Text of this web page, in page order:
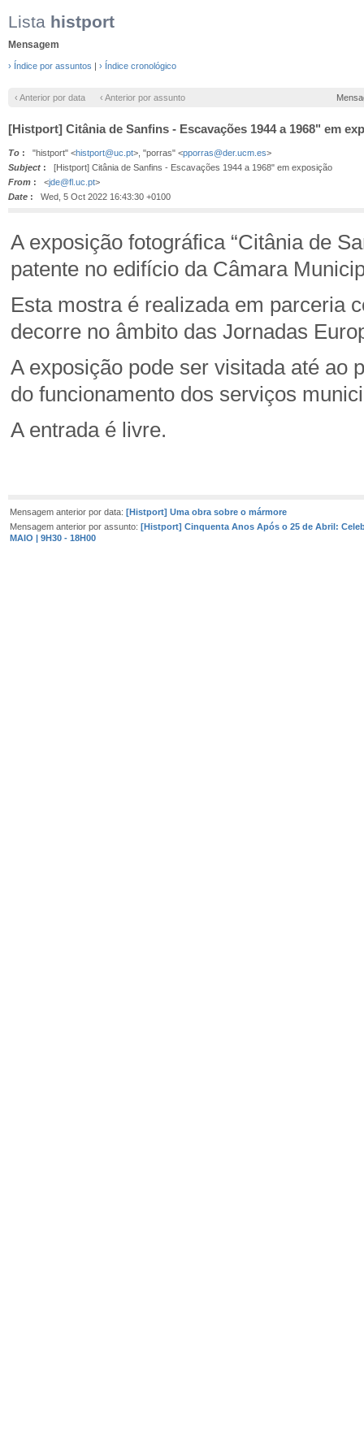
Lista histport
Mensagem
› Índice por assuntos | › Índice cronológico
‹ Anterior por data ‹ Anterior por assunto
[Histport] Citânia de Sanfins - Escavações 1944 a 1968" em
To : "histport" <histport@uc.pt>, "porras" <pporras@der.ucm.es>
Subject : [Histport] Citânia de Sanfins - Escavações 1944 a 1968" em exposição
From : <jde@fl.uc.pt>
Date : Wed, 5 Oct 2022 16:43:30 +0100
A exposição fotográfica “Citânia de
patente no edifício da Câmara
Esta mostra é realizada em parceria
decorre no âmbito das Jornadas
A exposição pode ser visitada até ao
do funcionamento dos serviços
A entrada é livre.
Mensagem anterior por data: [Histport] Uma obra sobre o mármore
Mensagem anterior por assunto: [Histport] Cinquenta Anos Após o 25 de Abril:
MAIO | 9H30 - 18H00